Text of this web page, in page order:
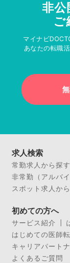
非公
ご
マイナビ
あなたの転職
求人検索
常勤求人から探す
非常勤（アルバ
スポット求人か
初めての方へ
サービス紹介
はじめての医師
キャリアパート
よくあるご質問